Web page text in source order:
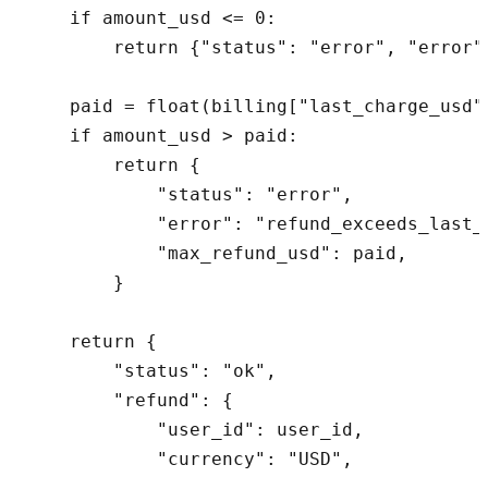
    if amount_usd <= 0:
return {"status": "error",
paid =
    if amount_usd > paid:
        return {
            "status": "error",
"error":
            "max_refund_usd": paid,
        }
    return {
        "status": "ok",
        "refund": {
            "user_id": user_id,
            "currency": "USD",